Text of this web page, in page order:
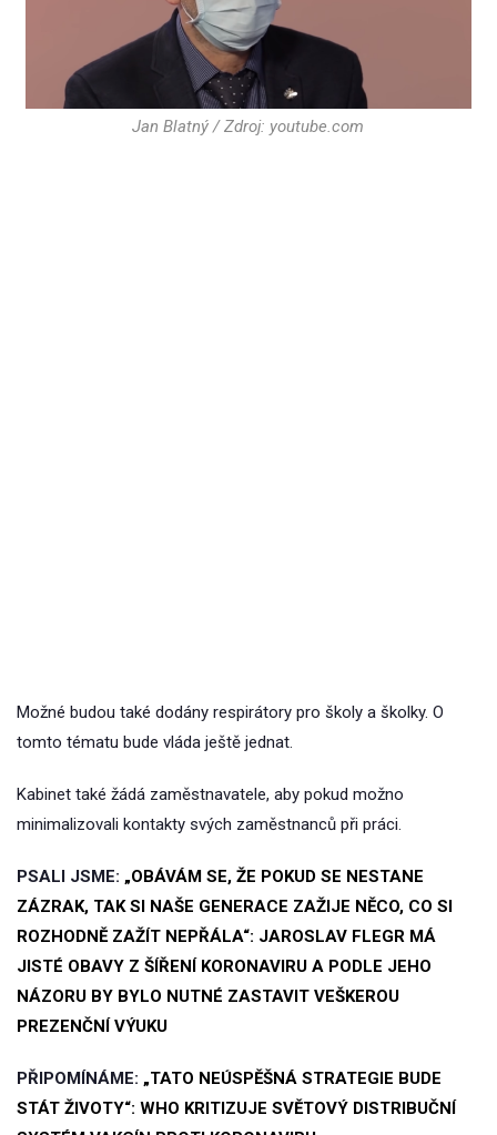
Jan Blatný / Zdroj: youtube.com
Možné budou také dodány respirátory pro školy a školky. O
tomto tématu bude vláda ještě jednat.
Kabinet také žádá zaměstnavatele, aby pokud možno
minimalizovali kontakty svých zaměstnanců při práci.
PSALI JSME: „OBÁVÁM SE, ŽE POKUD SE NESTANE
ZÁZRAK, TAK SI NAŠE GENERACE ZAŽIJE NĚCO, CO SI
ROZHODNĚ ZAŽÍT NEPŘÁLA“: JAROSLAV FLEGR MÁ
JISTÉ OBAVY Z ŠÍŘENÍ KORONAVIRU A PODLE JEHO
NÁZORU BY BYLO NUTNÉ ZASTAVIT VEŠKEROU
PREZENČNÍ VÝUKU
PŘIPOMÍNÁME: „TATO NEÚSPĚŠNÁ STRATEGIE BUDE
STÁT ŽIVOTY“: WHO KRITIZUJE SVĚTOVÝ DISTRIBUČNÍ